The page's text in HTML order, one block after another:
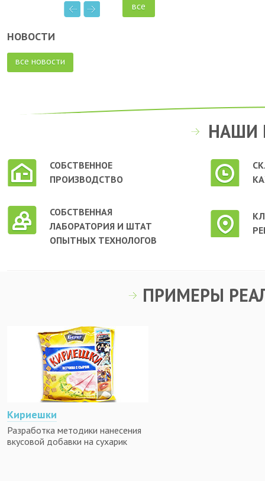
все
НОВОСТИ
все новости
НАШИ
СОБСТВЕННОЕ
ПРОИЗВОДСТВО
СОБСТВЕННАЯ
ЛАБОРАТОРИЯ И ШТАТ
ОПЫТНЫХ ТЕХНОЛОГОВ
ПРИМЕРЫ
Кириешки
Разработка методики нанесения
вкусовой добавки на сухарик